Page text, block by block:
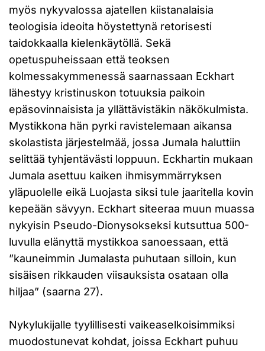
myös nykyvalossa ajatellen kiistanalaisia
teologisia ideoita höystettynä retorisesti
taidokkaalla kielenkäytöllä. Sekä
opetuspuheissaan että teoksen
kolmessakymmenessä saarnassaan Eckhart
lähestyy kristinuskon totuuksia paikoin
epäsovinnaisista ja yllättävistäkin näkökulmista.
Mystikkona hän pyrki ravistelemaan aikansa
skolastista järjestelmää, jossa Jumala haluttiin
selittää tyhjentävästi loppuun. Eckhartin mukaan
Jumala asettuu kaiken ihmisymmärryksen
yläpuolelle eikä Luojasta siksi tule jaaritella kovin
kepeään sävyyn. Eckhart siteeraa muun muassa
nykyisin Pseudo-Dionysokseksi kutsuttua 500-
luvulla elänyttä mystikkoa sanoessaan, että
”kauneimmin Jumalasta puhutaan silloin, kun
sisäisen rikkauden viisauksista osataan olla
hiljaa” (saarna 27).
Nykylukijalle tyylillisesti vaikeaselkoisimmiksi
muodostunevat kohdat, joissa Eckhart puhuu